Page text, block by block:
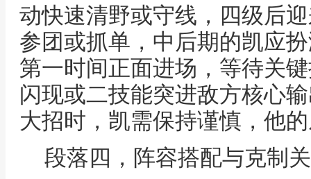
动快速清野或守线，四级后
参团或抓单，中后期的凯应
第一时间正面进场，等待关
闪现或二技能突进敌方核心
大招时，凯需保持谨慎，他
段落四，阵容搭配与克制